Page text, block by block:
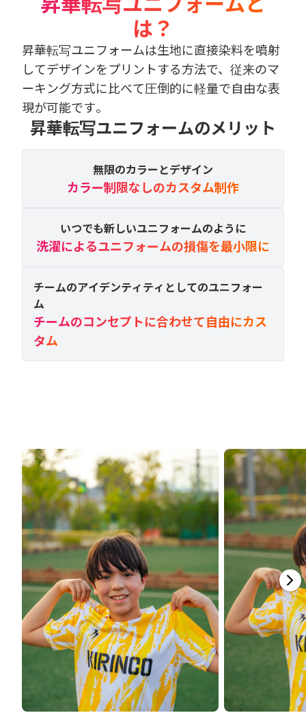
は？
昇華転写ユニフォームは生地に直接染料を噴射
してデザインをプリントする方法で、従来のマ
ーキング方式に比べて圧倒的に軽量で自由な表
現が可能です。
昇華転写ユニフォームのメリット
無限のカラーとデザイン
カラー制限なしのカスタム制作
いつでも新しいユニフォームのように
洗濯によるユニフォームの損傷を最小限に
チームのアイデンティティとしてのユニフォー
ム
チームのコンセプトに合わせて自由にカス
タム